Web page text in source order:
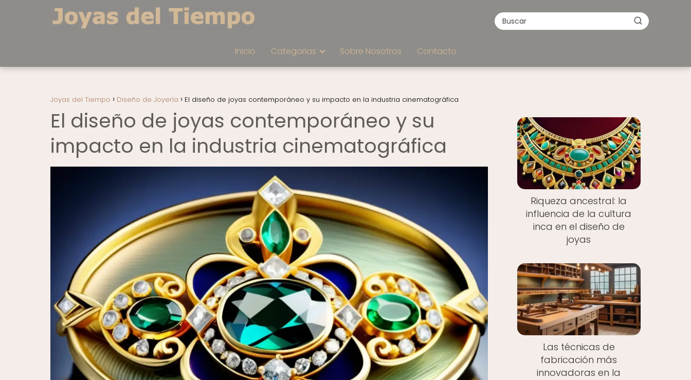
Inicio Categorias Sobre Nosotros Contacto
Joyas del Tiempo Diseño de Joyería El diseño de joyas contemporáneo y su impacto en la industria cinematográfica
El diseño de joyas contemporáneo y su
impacto en la industria cinematográfica
Riqueza ancestral: la
influencia de la cultura
inca en el diseño de
joyas
Las técnicas de
fabricación más
innovadoras en la